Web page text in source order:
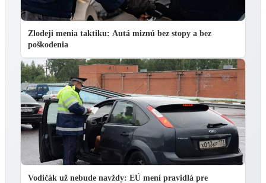
Zlodeji menia taktiku: Autá miznú bez stopy a bez
poškodenia
Vodičák už nebude navždy: EÚ mení pravidlá pre